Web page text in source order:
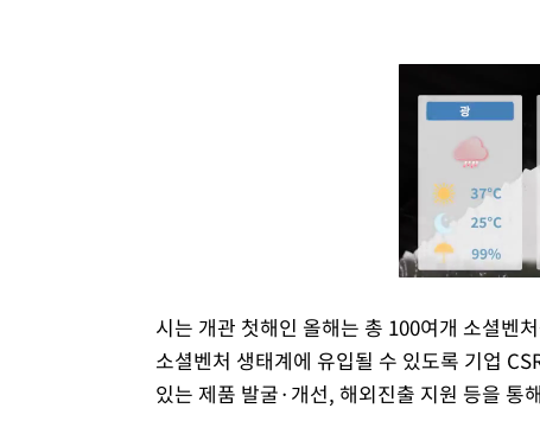
시는 개관 첫해인 올해는 총 100여개 소셜벤
소셜벤처 생태계에 유입될 수 있도록 기업
있는 제품 발굴·개선, 해외진출 지원 등을 통